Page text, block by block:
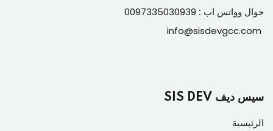
جوال وواتس اب :
info@sisdevgcc.com
سيس ديف SIS DEV
الرئيسية